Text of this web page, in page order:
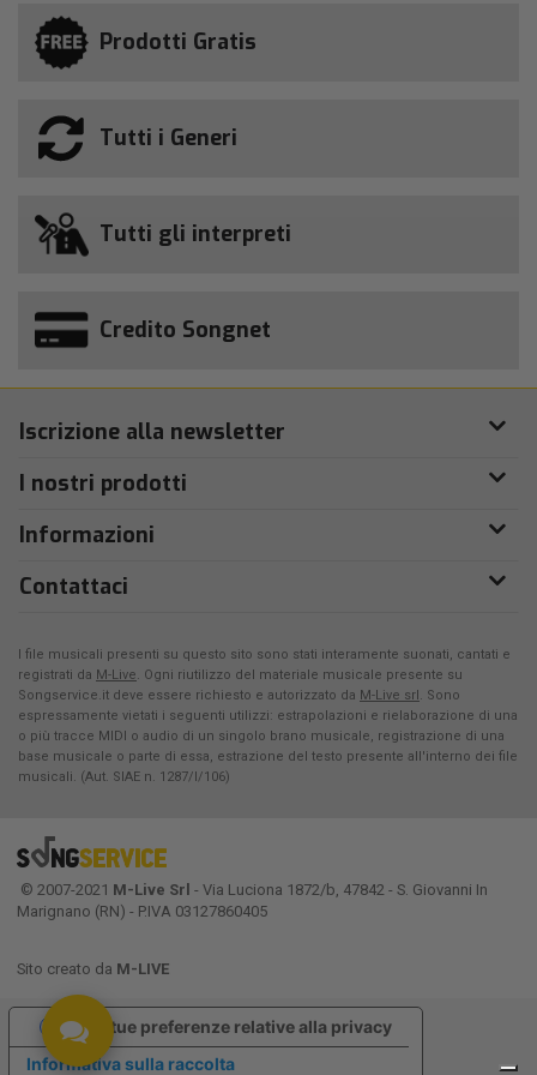
Prodotti Gratis
Tutti i Generi
Tutti gli interpreti
Credito Songnet
Iscrizione alla newsletter
I nostri prodotti
Informazioni
Contattaci
I file musicali presenti su questo sito sono stati interamente suonati, cantati e
registrati da M-Live. Ogni riutilizzo del materiale musicale presente su
Songservice.it deve essere richiesto e autorizzato da M-Live srl . Sono
espressamente vietati i seguenti utilizzi: estrapolazioni e rielaborazione di una
o più tracce MIDI o audio di un singolo brano musicale, registrazione di una
base musicale o parte di essa, estrazione del testo presente all'interno dei file
musicali. (Aut. SIAE n. 1287/I/106)
© 2007-2021 M-Live Srl - Via Luciona 1872/b, 47842 - S. Giovanni In
Marignano (RN) - P.IVA 03127860405
Sito creato da M-LIVE
Informativa sulla raccolta
Le tue preferenze relative alla privacy